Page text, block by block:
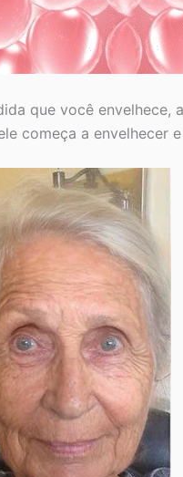
que você envelhece,
começa a envelhecer